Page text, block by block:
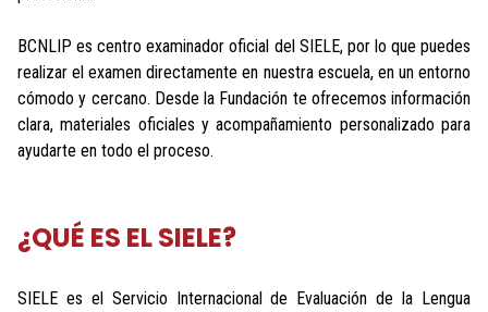
BCNLIP es centro examinador oficial del SIELE, por lo que puedes
realizar el examen directamente en nuestra escuela, en un entorno
cómodo y cercano. Desde la Fundación te ofrecemos información
clara, materiales oficiales y acompañamiento personalizado para
ayudarte en todo el proceso.
¿QUÉ ES EL SIELE?
SIELE es el Servicio Internacional de Evaluación de la Lengua